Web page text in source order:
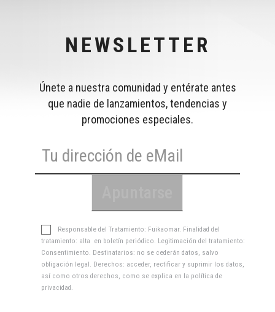
NEWSLETTER
Únete a nuestra comunidad y entérate antes
que nadie de lanzamientos, tendencias y
promociones especiales.
Responsable del Tratamiento: Fuikaomar. Finalidad del
tratamiento: alta en boletín periódico. Legitimación del tratamiento:
Consentimiento. Destinatarios: no se cederán datos, salvo
obligación legal. Derechos: acceder, rectificar y suprimir los datos,
así como otros derechos, como se explica en la política de
privacidad .